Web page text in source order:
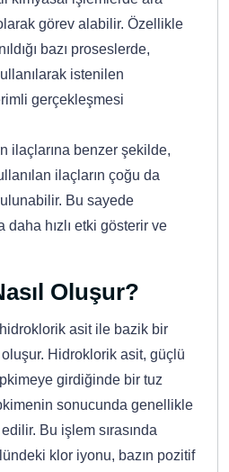
görev alabilir. Özellikle
bazı proseslerde,
istenilen
gerçekleşmesi
ilaçlarına benzer şekilde,
ilaçların çoğu da
Bu sayede
daha hızlı etki gösterir ve
Oluşur?
asit ile bazik bir
Hidroklorik asit, güçlü
girdiğinde bir tuz
sonucunda genellikle
Bu işlem sırasında
klor iyonu, bazın pozitif